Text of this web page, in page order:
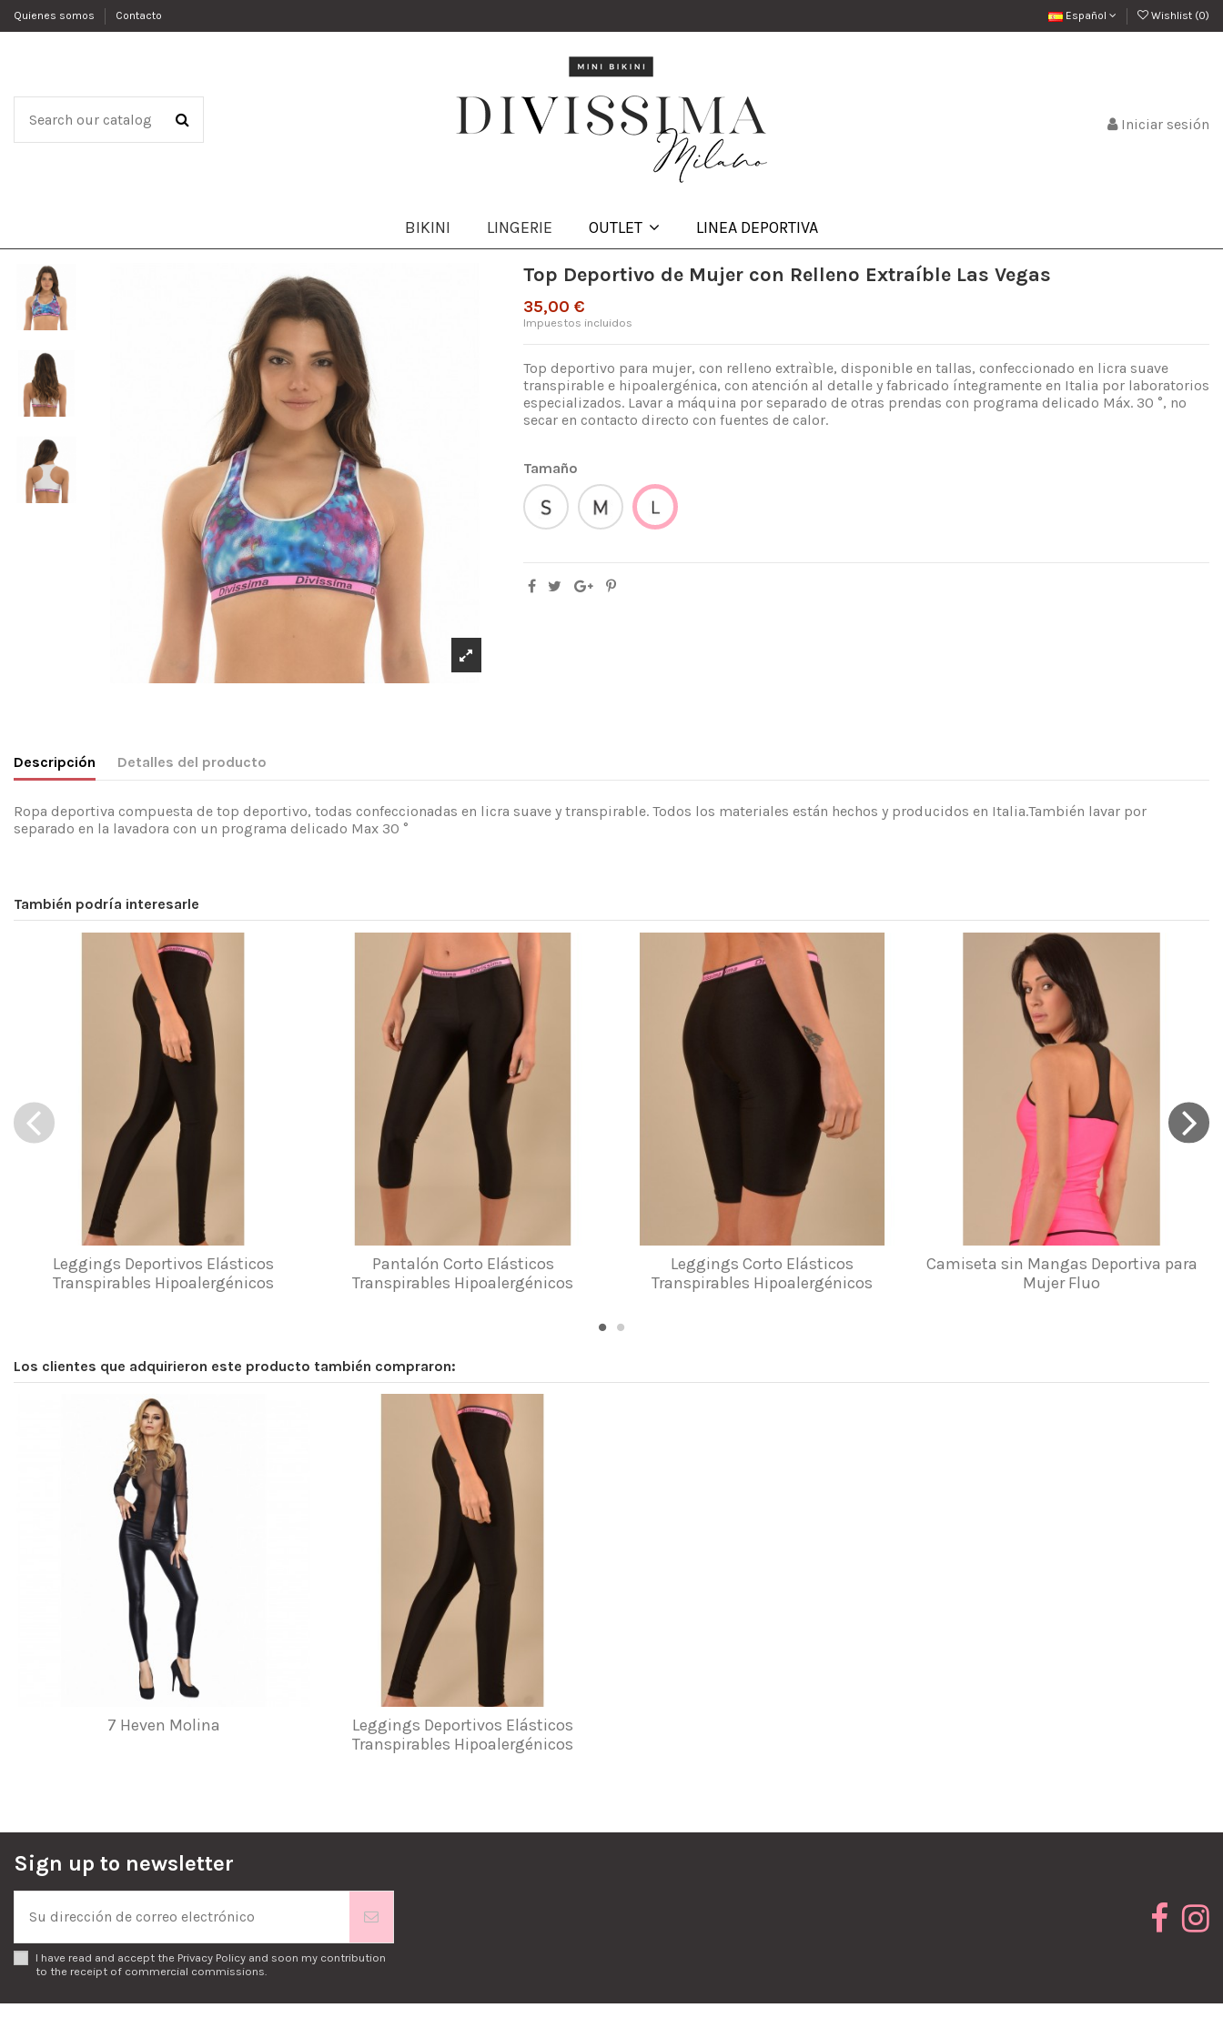
Quienes somos Contacto Español Wishlist (0)
Iniciar sesión
BIKINI LINGERIE OUTLET LINEA DEPORTIVA
Top Deportivo de Mujer con Relleno Extraíble Las Vegas
35,00 €
Impuestos incluidos
Top deportivo para mujer, con relleno extraìble, disponible en tallas, confeccionado en licra suave
transpirable e hipoalergénica, con atención al detalle y fabricado íntegramente en Italia por laboratorios
especializados. Lavar a máquina por separado de otras prendas con programa delicado Máx. 30 °, no
secar en contacto directo con fuentes de calor.
Tamaño
S
M
Descripción Detalles del producto
Ropa deportiva compuesta de top deportivo, todas confeccionadas en licra suave y transpirable. Todos los materiales están hechos y producidos en Italia.También lavar por
separado en la lavadora con un programa delicado Max 30 °
Encajar
Composición
80% Poliéster 20% Elastane
Ajuste normal
También podría interesarle
Leggings Deportivos Elásticos
Transpirables Hipoalergénicos
Pantalón Corto Elásticos
Transpirables Hipoalergénicos
Leggings Corto Elásticos
Transpirables Hipoalergénicos
Camiseta sin Mangas Deportiva para
Mujer Fluo
Los clientes que adquirieron este producto también compraron:
7 Heven Molina
Leggings Deportivos Elásticos
Transpirables Hipoalergénicos
Sign up to newsletter
I have read and accept the Privacy Policy and soon my contribution
to the receipt of commercial commissions.